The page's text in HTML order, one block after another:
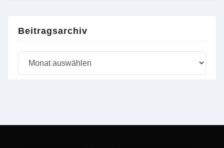
Beitragsarchiv